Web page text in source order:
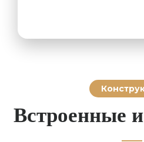
Встроенные